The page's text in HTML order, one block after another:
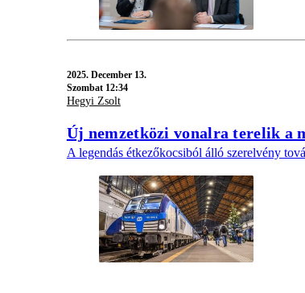
2025. December 13.
Szombat 12:34
Hegyi Zsolt
Új nemzetközi vonalra terelik a
A legendás étkezőkocsiból álló szerelvény